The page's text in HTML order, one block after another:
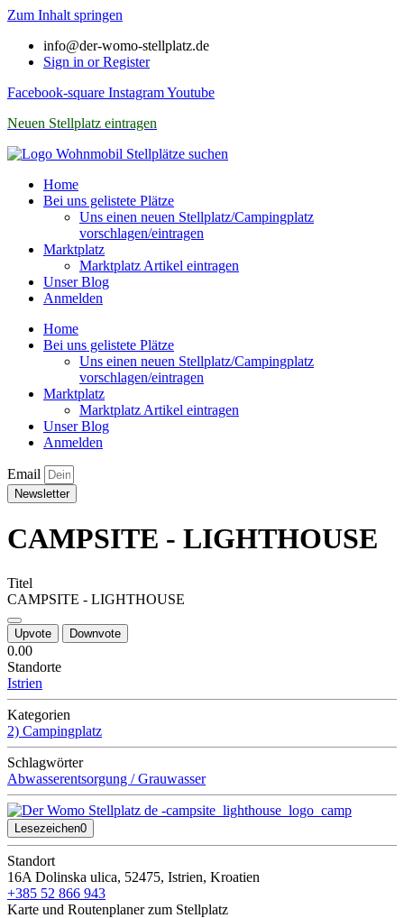
Zum Inhalt springen
info@der-womo-stellplatz.de
Sign in or Register
Facebook-square InstagramYoutube
Neuen Stellplatz eintragen
Home
Bei uns gelistete Plätze
Uns einen neuen Stellplatz/Campingplatz
vorschlagen/eintragen
Marktplatz
Marktplatz Artikel eintragen
Unser Blog
Anmelden
Home
Bei uns gelistete Plätze
Uns einen neuen Stellplatz/Campingplatz
vorschlagen/eintragen
Marktplatz
Marktplatz Artikel eintragen
Unser Blog
Anmelden
Email
Newsletter
CAMPSITE - LIGHTHOUSE
Titel
CAMPSITE - LIGHTHOUSE
Upvote Downvote
0.00
Standorte
Istrien
Kategorien
2) Campingplatz
Schlagwörter
Abwasserentsorgung / Grauwasser
Lesezeichen0
Standort
16A Dolinska ulica, 52475, Istrien, Kroatien
+385 52 866 943
Karte und Routenplaner zum Stellplatz